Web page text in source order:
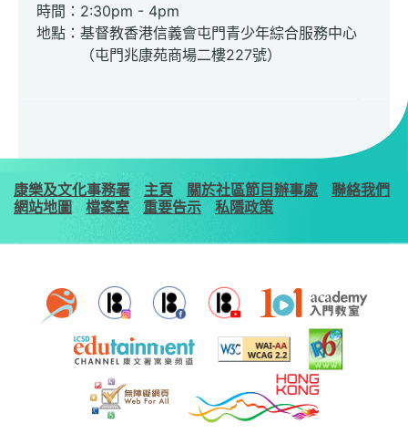
時間：2:30pm - 4pm
地點：基督教香港信義會屯門青少年綜合服務中心
（屯門兆康苑商場二樓227號）
康樂及文化事務署 主頁 關於社區節目辦事處
聯絡我們
網站地圖
檔案室 重要告示 私隱政策